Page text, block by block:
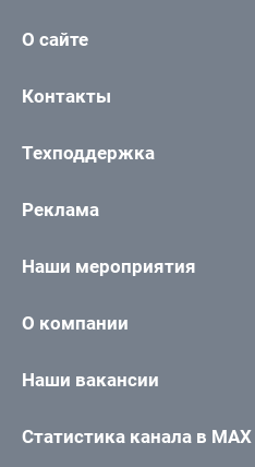
О сайте
Контакты
Техподдержка
Реклама
Наши мероприятия
О компании
Наши вакансии
Статистика канала в MAX